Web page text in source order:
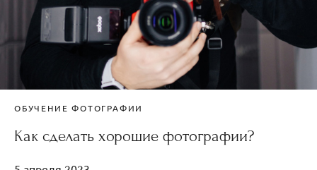
ОБУЧЕНИЕ ФОТОГРАФИИ
Как сделать хорошие фотографии?